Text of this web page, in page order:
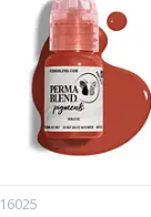
16025